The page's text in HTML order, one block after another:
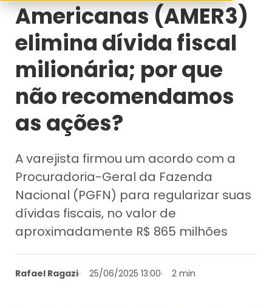
Americanas (AMER3)
elimina dívida fiscal
milionária; por que
não recomendamos
as ações?
A varejista firmou um acordo com a
Procuradoria-Geral da Fazenda
Nacional (PGFN) para regularizar suas
dívidas fiscais, no valor de
aproximadamente R$ 865 milhões
Rafael Ragazi 25/06/2025 13:00 2 min